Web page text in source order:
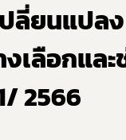
และยา
Submission (SKYNET)
รเปิดใช้งานใบรับรอง
รส่งเสริมการส่งออก
บบข้อมูลเปิด อย. (Open
. ควอลิตี้ อวอร์ด
ลี่ยนแปลง
เลือกและ
2566